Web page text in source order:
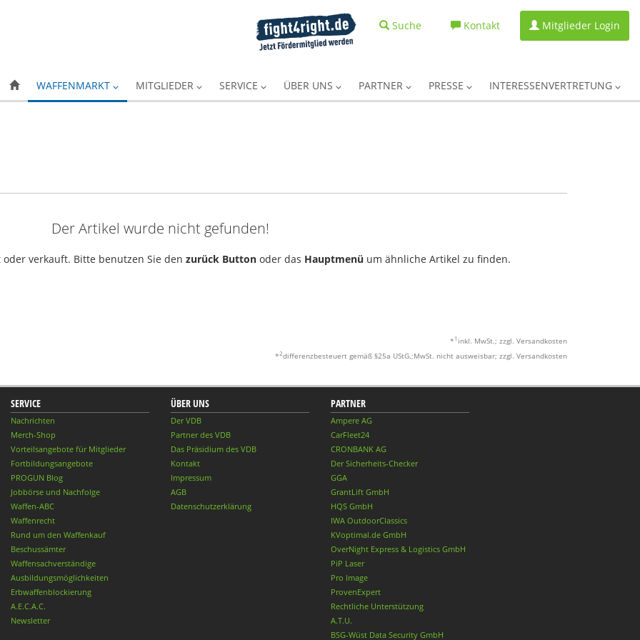
Suche Kontakt Mitglieder Login
WAFFENMARKT MITGLIEDER SERVICE ÜBER UNS PARTNER PRESSE INTERESSENVERTRETUNG
Der Artikel wurde nicht gefunden!
verkauft. Bitte benutzen Sie den zurück Button oder das Hauptmenü um ähnliche Artikel zu finden.
* 1 inkl. MwSt.; zzgl. Versandkosten
*2differenzbesteuert gemäß §25a UStG.;MwSt. nicht ausweisbar; zzgl. Versandkosten
SERVICE
Nachrichten
Merch-Shop
Vorteilsangebote für Mitglieder
Fortbildungsangebote
PROGUN Blog
Jobbörse und Nachfolge
Waffen-ABC
Waffenrecht
Rund um den Waffenkauf
Beschussämter
Waffensachverständige
Ausbildungsmöglichkeiten
Erbwaffenblockierung
A.E.C.A.C.
Newsletter
ÜBER UNS
Der VDB
Partner des VDB
Das Präsidium des VDB
Kontakt
Impressum
AGB
Datenschutzerklärung
PARTNER
Ampere AG
CarFleet24
CRONBANK AG
Der Sicherheits-Checker
GGA
GrantLift GmbH
HQS GmbH
IWA OutdoorClassics
KVoptimal.de GmbH
OverNight Express & Logistics GmbH
PiP Laser
Pro Image
ProvenExpert
Rechtliche Unterstützung
A.T.U.
BSG-Wüst Data Security GmbH